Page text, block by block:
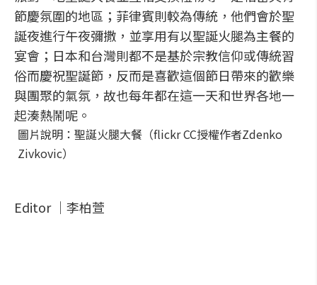
節慶氛圍的地區；菲律賓則較為傳統，他們會於聖
誕夜進行午夜彌撒，並享用有以聖誕火腿為主餐的
宴會；日本和台灣則都不是基於宗教信仰或傳統習
俗而慶祝聖誕節，反而是喜歡這個節日帶來的歡樂
與團聚的氣氛，故也每年都在這一天和世界各地一
起湊熱鬧呢。
圖片說明：聖誕火腿大餐（flickr CC授權作者Zdenko
Zivkovic）
Editor │李柏萱